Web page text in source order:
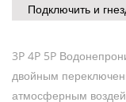
Подключить и
3P 4P 5P
двойным
атмосферным